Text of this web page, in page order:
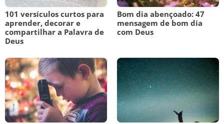
101 versículos curtos para
aprender, decorar e
compartilhar a Palavra de
Deus
Bom dia abençoado: 47
mensagem de bom dia
com Deus